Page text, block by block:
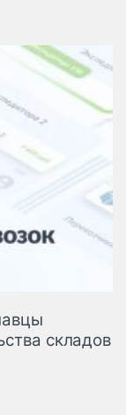
складов